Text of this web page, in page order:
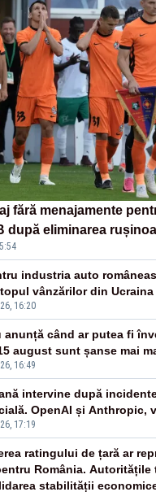
fără menajamente
după eliminarea
16:20
industria auto
vânzărilor din Ucraina
16:49
anunță când ar putea fi
august sunt șanse mai
17:19
intervine după
OpenAI și Anthropic,
ratingului de țară ar
România. Autoritățile
stabilității